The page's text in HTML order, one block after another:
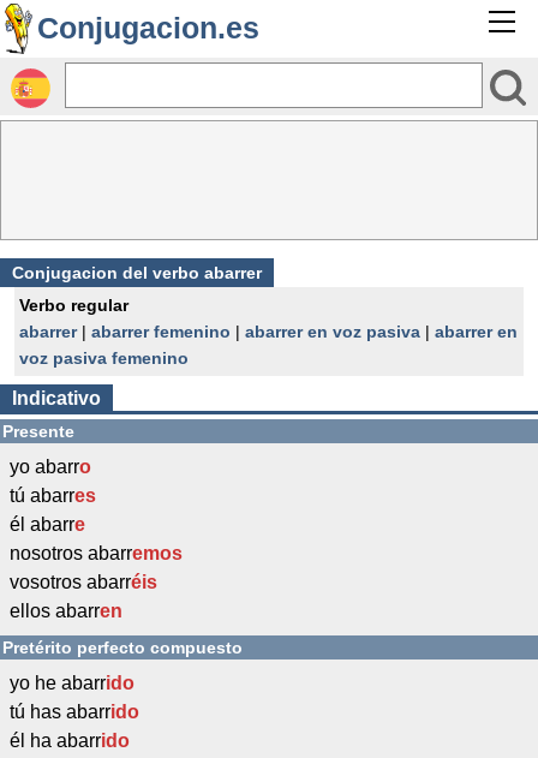
Conjugacion.es
Conjugacion del verbo abarrer
Verbo regular
abarrer| abarrer femenino | abarrer en voz pasiva | abarrer en
voz pasiva femenino
Indicativo
Presente
yo abarro
tú abarres
él abarre
nosotros abarremos
vosotros abarréis
ellos abarren
Pretérito perfecto compuesto
yo he abarrido
tú has abarrido
él ha abarrido